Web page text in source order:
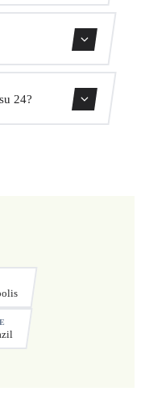
senza costi
ore prima del
24?